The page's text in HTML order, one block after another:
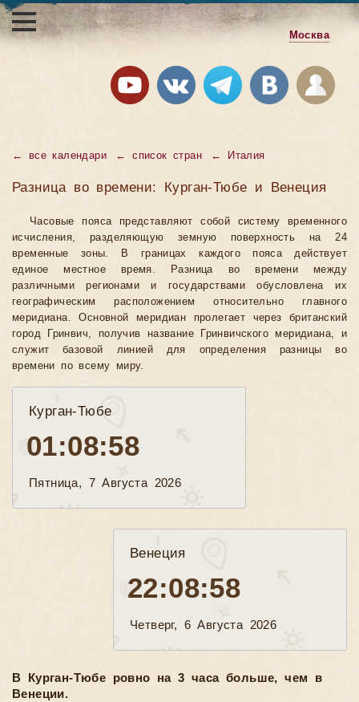
Москва
← все календари ←список стран ← Италия
Разница во времени: Курган-Тюбе и Венеция
Часовые пояса представляют собой систему временного
исчисления, разделяющую земную поверхность на 24
временные зоны. В границах каждого пояса действует
единое местное время. Разница во времени между
различными регионами и государствами обусловлена их
географическим расположением относительно главного
меридиана. Основной меридиан пролегает через британский
город Гринвич, получив название Гринвичского меридиана, и
служит базовой линией для определения разницы во
времени по всему миру.
Курган-Тюбе
01:08:59
Пятница, 7 Августа 2026
Венеция
22:08:59
Четверг, 6 Августа 2026
В Курган-Тюбе ровно на 3 часа больше, чем в
Венеции.